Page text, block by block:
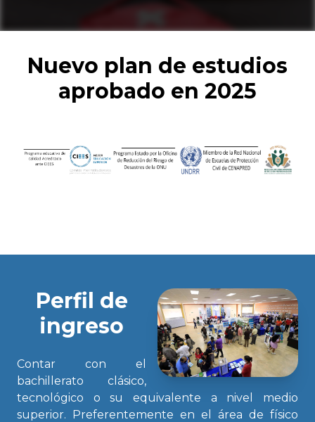
Nuevo plan de estudios
aprobado en 2025
Perfil de
ingreso
Contar con el
bachillerato clásico,
tecnológico o su equivalente a nivel medio
superior. Preferentemente en el área de físico